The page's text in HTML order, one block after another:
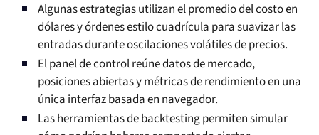
Algunas estrategias utilizan el promedio del costo en
dólares y órdenes estilo cuadrícula para suavizar las
entradas durante oscilaciones volátiles de precios.
El panel de control reúne datos de mercado,
posiciones abiertas y métricas de rendimiento en una
única interfaz basada en navegador.
Las herramientas de backtesting permiten simular